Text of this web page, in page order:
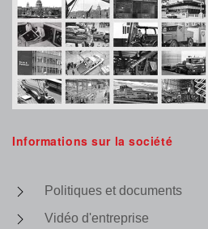
Informations sur la société
Politiques et documents
Vidéo d'entreprise